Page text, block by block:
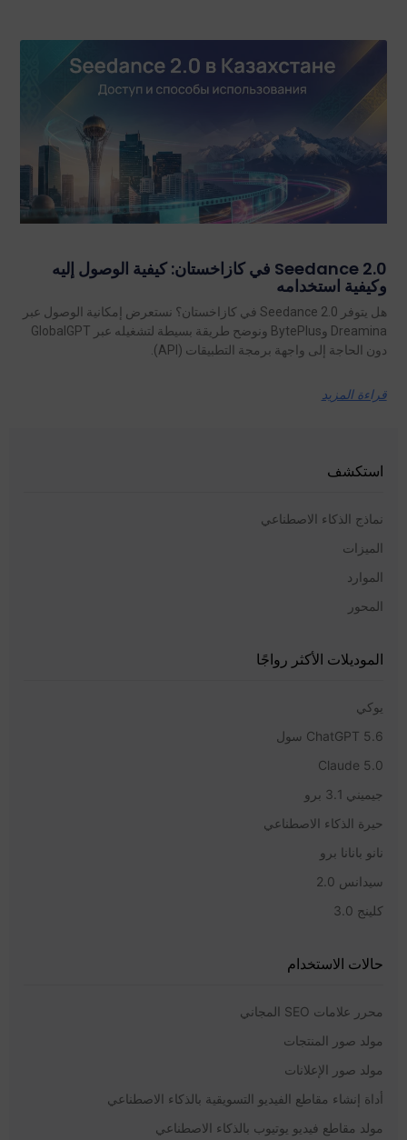
Seedance 2.0 في كازاخستان: كيفية الوصول إليه
وكيفية استخدامه
هل يتوفر Seedance 2.0 في كازاخستان؟ نستعرض إمكانية الوصول عبر
Dreamina وBytePlus ونوضح طريقة بسيطة لتشغيله عبر GlobalGPT
دون الحاجة إلى واجهة برمجة التطبيقات (API).
قراءة المزيد
استكشف
نماذج الذكاء الاصطناعي
الميزات
الموارد
المحور
الموديلات الأكثر رواجًا
يوكي
ChatGPT 5.6 سول
Claude 5.0
جيميني 3.1 برو
حيرة الذكاء الاصطناعي
نانو بانانا برو
سيدانس 2.0
كلينج 3.0
حالات الاستخدام
محرر علامات SEO المجاني
مولد صور المنتجات
مولد صور الإعلانات
أداة إنشاء مقاطع الفيديو التسويقية بالذكاء الاصطناعي
مولد مقاطع فيديو يوتيوب بالذكاء الاصطناعي